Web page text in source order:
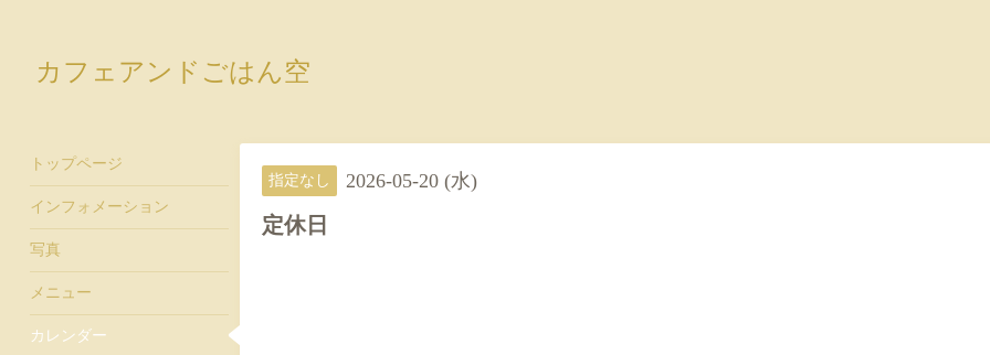
カフェアンドごはん空
指定なし 2026-05-20 (水)
定休日
トップページ
インフォメーション
写真
メニュー
カレンダー